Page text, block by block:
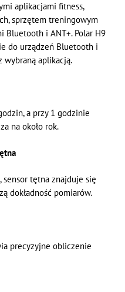
aplikacjami fitness,
sprzętem treningowym
Bluetooth i ANT+. Polar H9
do urządzeń Bluetooth i
wybraną aplikacją.
a przy 1 godzinie
na około rok.
sensor tętna znajduje się
dokładność pomiarów.
precyzyjne obliczenie